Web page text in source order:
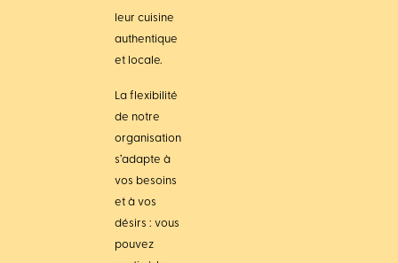
leur cuisine
authentique
et locale.
La flexibilité
de notre
organisation
s’adapte à
vos besoins
et à vos
désirs : vous
pouvez